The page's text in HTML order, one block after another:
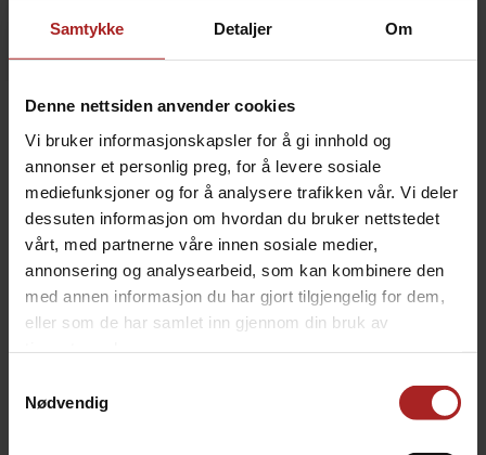
Samtykke Detaljer Om
Denne nettsiden anvender cookies
Vi bruker informasjonskapsler for å gi innhold og
annonser et personlig preg, for å levere sosiale
mediefunksjoner og for å analysere trafikken vår. Vi deler
dessuten informasjon om hvordan du bruker nettstedet
vårt, med partnerne våre innen sosiale medier,
annonsering og analysearbeid, som kan kombinere den
med annen informasjon du har gjort tilgjengelig for dem,
eller som de har samlet inn gjennom din bruk av
Nødvendig
BESKRIVELSE
Aluminiumhetter i gull tilgeuze-
ellerchampagneflasker
Klemmes rundt flasken.
Pris er for 100 stk.
Diameter 35 mm
Lengde 125 mm